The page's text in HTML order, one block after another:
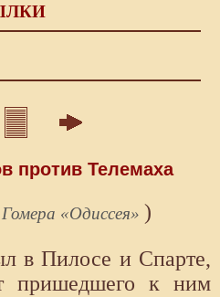
против Телемаха
«Одиссея» )
в Пилосе и Спарте,
пришедшего к ним